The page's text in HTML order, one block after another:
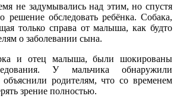
не задумывались над этим, но спустя
решение обследовать ребёнка. Собака,
только справа от малыша, как будто
о заболевании сына.
и отец малыша, были шокированы
У мальчика обнаружили
объяснили родителям, что со временем
зрение полностью.